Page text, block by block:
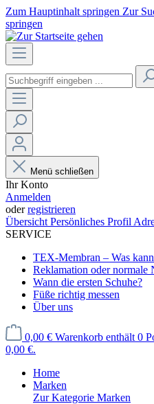
Zum Hauptinhalt springen Zur
springen
Menü schließen
Ihr Konto
Anmelden
oderregistrieren
Übersicht Persönliches Profil
SERVICE
TEX-Membran – Was
Reklamation oder normale
Wann die ersten Schuhe?
Füße richtig messen
Über uns
0,00 € Warenkorb enthält 0
0,00 €.
Home
Marken
Zur Kategorie Marken